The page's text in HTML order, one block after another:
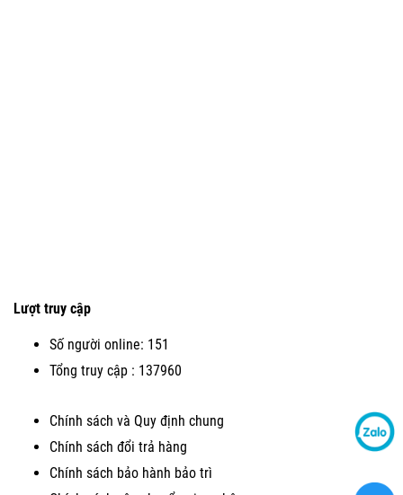
Lượt truy cập
Số người online: 151
Tổng truy cập : 137960
Chính sách và Quy định chung
Chính sách đổi trả hàng
Chính sách bảo hành bảo trì